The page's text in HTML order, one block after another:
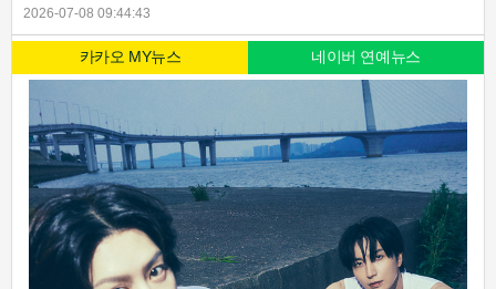
2026-07-08 09:44:43
카카오 MY뉴스 네이버 연예뉴스